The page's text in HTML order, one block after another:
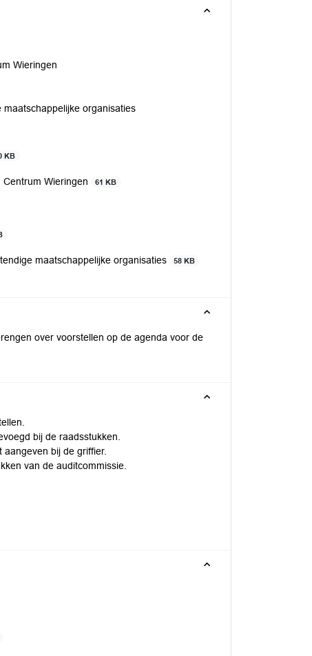
Wieringen
organisaties
KB
Wieringen 61 KB
maatschappelijke organisaties 58 KB
over voorstellen op de agenda voor de
bij de raadsstukken.
bij de griffier.
van de auditcommissie.